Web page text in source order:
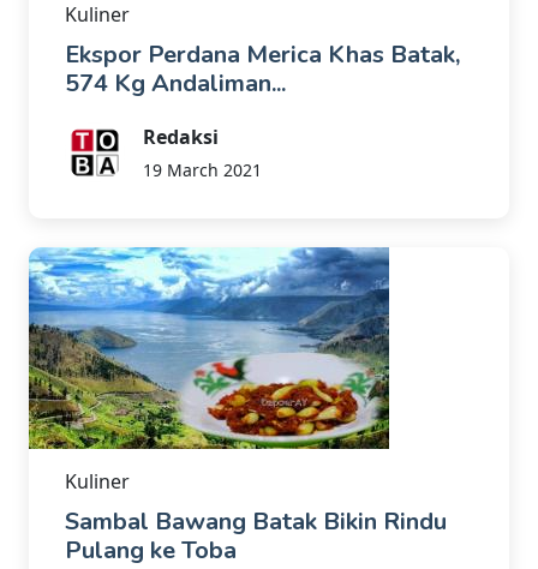
Kuliner
Ekspor Perdana Merica Khas Batak,
574 Kg Andaliman...
Redaksi
19 March 2021
Kuliner
Sambal Bawang Batak Bikin Rindu
Pulang ke Toba